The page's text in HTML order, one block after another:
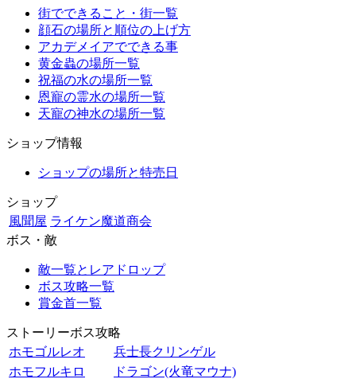
街でできること・街一覧
顔石の場所と順位の上げ方
アカデメイアでできる事
黄金蟲の場所一覧
祝福の水の場所一覧
恩寵の霊水の場所一覧
天寵の神水の場所一覧
ショップ情報
ショップの場所と特売日
ショップ
風聞屋 ライケン魔道商会
ボス・敵
敵一覧とレアドロップ
ボス攻略一覧
賞金首一覧
ストーリーボス攻略
ホモゴルレオ
兵士長クリンゲル
ホモフルキロ
ドラゴン(火竜マウナ)